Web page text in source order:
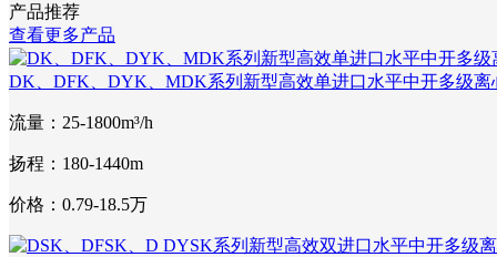
产品推荐
查看更多产品
DK、DFK、DYK、MDK系列新型高效单进口水平中开多级离
流量：25-1800m³/h
扬程：180-1440m
价格：0.79-18.5万